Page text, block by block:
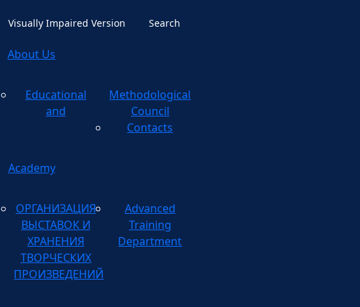
Visually Impaired Version Search
About Us
Educational
and
Methodological
Council
Contacts
Academy
ОРГАНИЗАЦИЯ
ВЫСТАВОК И
ХРАНЕНИЯ
ТВОРЧЕСКИХ
ПРОИЗВЕДЕНИЙ
Advanced
Training
Department